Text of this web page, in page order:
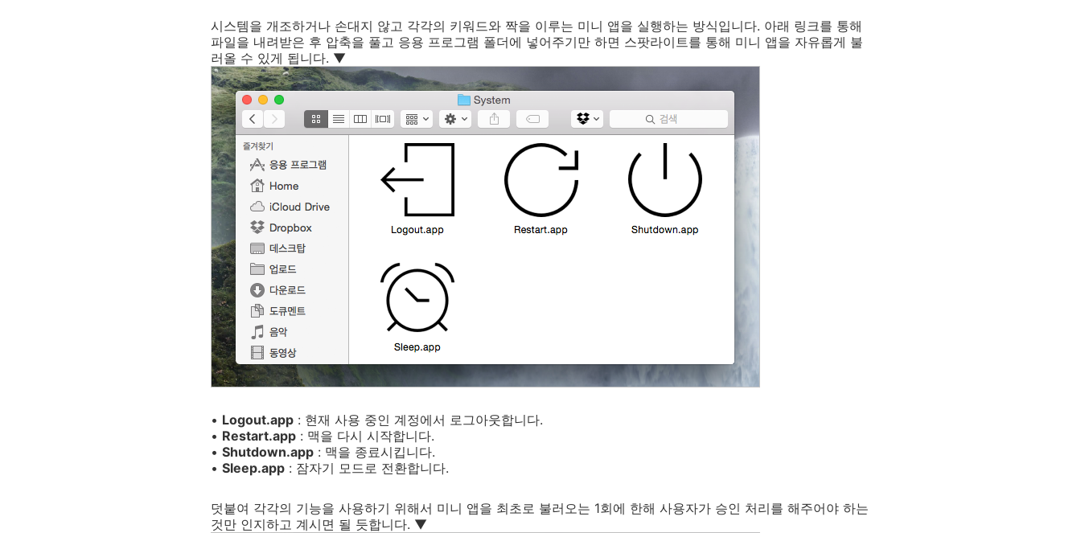
시스템을 개조하거나 손대지 않고 각각의 키워드와 짝을 이루는 미니 앱을 실행하는 방식입니다. 아래 링크를 통해
파일을 내려받은 후 압축을 풀고 응용 프로그램 폴더에 넣어주기만 하면 스팟라이트를 통해 미니 앱을 자유롭게 불
러올 수 있게 됩니다. ▼
• Logout.app : 현재 사용 중인 계정에서 로그아웃합니다.
• Restart.app : 맥을 다시 시작합니다.
• Shutdown.app : 맥을 종료시킵니다.
• Sleep.app : 잠자기 모드로 전환합니다.
덧붙여 각각의 기능을 사용하기 위해서 미니 앱을 최초로 불러오는 1회에 한해 사용자가 승인 처리를 해주어야 하는
것만 인지하고 계시면 될 듯합니다. ▼